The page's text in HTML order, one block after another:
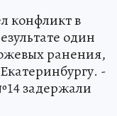
конфликт в
один
ранения,
-
задержали